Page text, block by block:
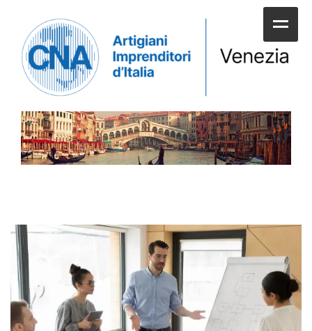
HOME
SERVIZI ALLE IMPRESE
APPUNTAMENTI E NEWS
SPORTELLI